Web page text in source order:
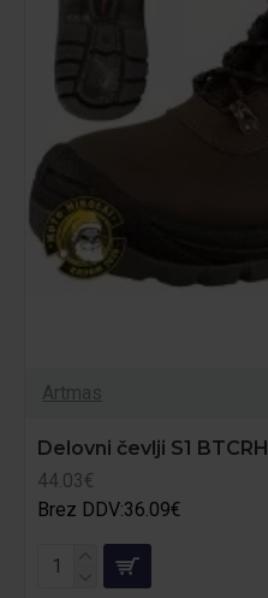
Artmas
Delovni čevlji S1 BTCRH
44.03€
Brez DDV:36.09€